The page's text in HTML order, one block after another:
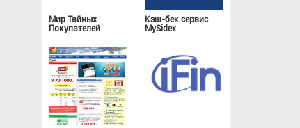
Мир Тайных
Покупателей
Кэш-бек сервис
MySidex